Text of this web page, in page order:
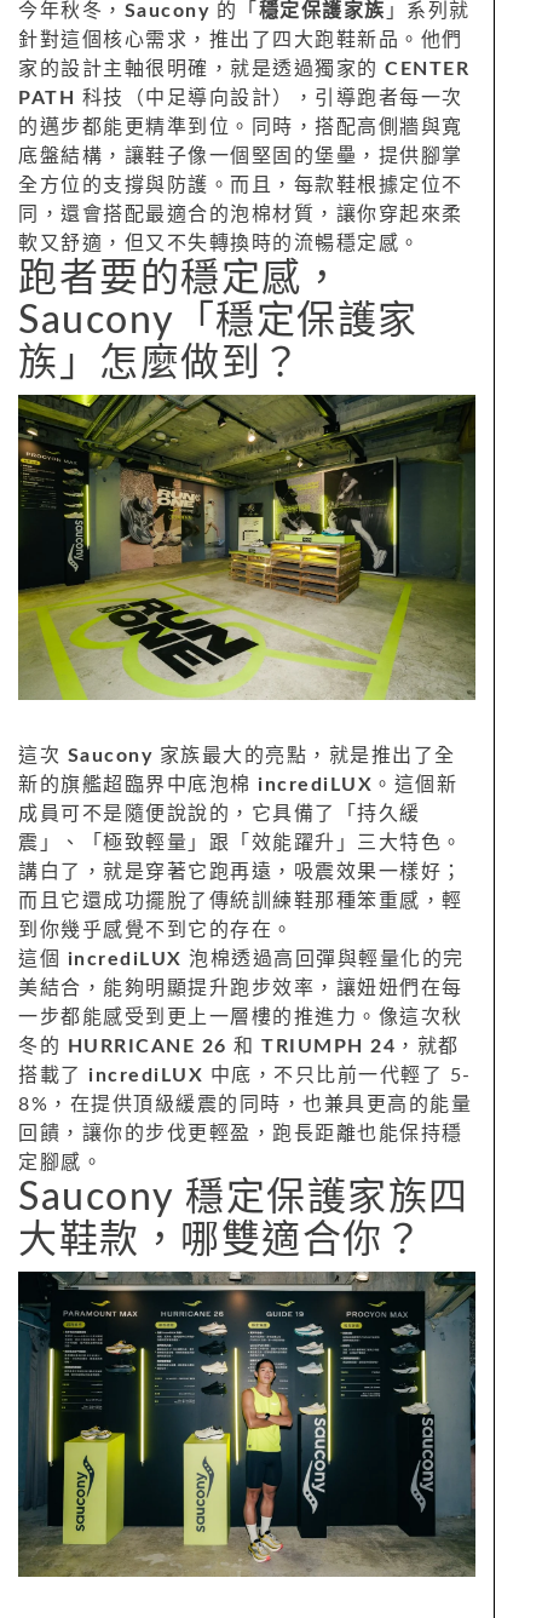
今年秋冬， Saucony 的「 穩定保護家族 」系列就
針對這個核心需求，推出了四大跑鞋新品。他們
家的設計主軸很明確，就是透過獨家的 CENTER
PATH
科技（中足導向設計），引導跑者每一次
的邁步都能更精準到位。同時，搭配高側牆與寬
底盤結構，讓鞋子像一個堅固的堡壘，提供腳掌
全方位的支撐與防護。而且，每款鞋根據定位不
同，還會搭配最適合的泡棉材質，讓你穿起來柔
軟又舒適，但又不失轉換時的流暢穩定感。
跑者要的穩定感，
Saucony「穩定保護家
族」怎麼做到？
這次 Saucony 家族最大的亮點，就是推出了全
新的旗艦超臨界中底泡棉 incrediLUX 。這個新
成員可不是隨便說說的，它具備了「持久緩
震」、「極致輕量」跟「效能躍升」三大特色。
講白了，就是穿著它跑再遠，吸震效果一樣好；
而且它還成功擺脫了傳統訓練鞋那種笨重感，輕
到你幾乎感覺不到它的存在。
這個 incrediLUX 泡棉透過高回彈與輕量化的完
美結合，能夠明顯提升跑步效率，讓妞妞們在每
一步都能感受到更上一層樓的推進力。像這次秋
冬的
HURRICANE 26 和 TRIUMPH 24 ，就都
搭載了 incrediLUX 中底，不只比前一代輕了 5-
8%，在提供頂級緩震的同時，也兼具更高的能量
回饋，讓你的步伐更輕盈，跑長距離也能保持穩
定腳感。
Saucony 穩定保護家族四
大鞋款，哪雙適合你？